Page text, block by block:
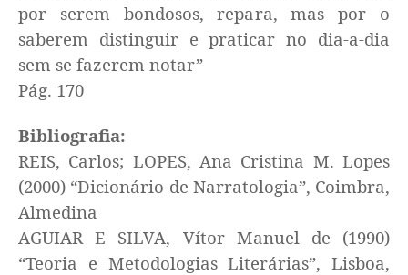
por serem bondosos, repara, mas por o
saberem distinguir e praticar no dia-a-dia
sem se fazerem notar”
Pág. 170
Bibliografia:
REIS, Carlos; LOPES, Ana Cristina M. Lopes
(2000) “Dicionário de Narratologia”, Coimbra,
Almedina
AGUIAR E SILVA, Vítor Manuel de (1990)
“Teoria e Metodologias Literárias”, Lisboa,